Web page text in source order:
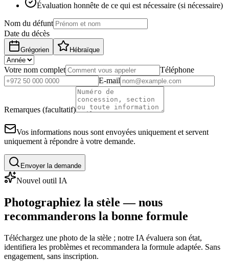
Évaluation honnête de ce qui est nécessaire (si nécessaire)
Nom du défunt
Date du décès
Grégorien Hébraïque
Votre nom complet
Téléphone
E-mail
Remarques (facultatif)
Vos informations nous sont envoyées uniquement et servent
uniquement à répondre à votre demande.
Envoyer la demande
Nouvel outil IA
Photographiez la stèle — nous
recommanderons la bonne formule
Téléchargez une photo de la stèle ; notre IA évaluera son état,
identifiera les problèmes et recommandera la formule adaptée. Sans
engagement, sans inscription.